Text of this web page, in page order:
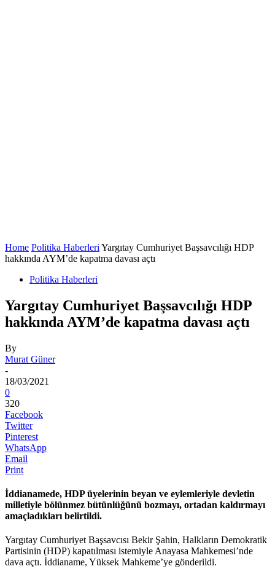
Home Politika Haberleri Yargıtay Cumhuriyet Başsavcılığı HDP
hakkında AYM’de kapatma davası açtı
Politika Haberleri
Yargıtay Cumhuriyet Başsavcılığı HDP
hakkında AYM’de kapatma davası açtı
By
Murat Güner
-
18/03/2021
0
320
Facebook
Twitter
Pinterest
WhatsApp
Email
Print
İddianamede, HDP üyelerinin beyan ve eylemleriyle devletin
milletiyle bölünmez bütünlüğünü bozmayı, ortadan kaldırmayı
amaçladıkları belirtildi.
Yargıtay Cumhuriyet Başsavcısı Bekir Şahin, Halkların Demokratik
Partisinin (HDP) kapatılması istemiyle Anayasa Mahkemesi’nde
dava açtı. İddianame, Yüksek Mahkeme’ye gönderildi.